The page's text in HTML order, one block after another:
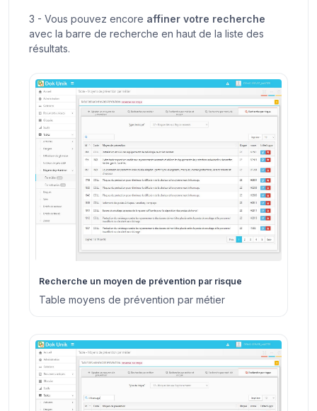
3 - Vous pouvez encore affiner votre recherche
avec la barre de recherche en haut de la liste des
résultats.
Recherche un moyen de prévention par risque
Table moyens de prévention par métier